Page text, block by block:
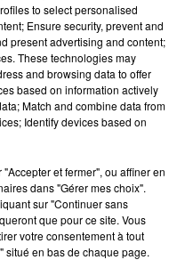
DU 06/12/2023 À
to select personalised
Ensure security, prevent and
present advertising and content;
These technologies may
and browsing data to offer
based on information actively
Match and combine data from
Identify devices based on
et fermer", ou affiner en
dans "Gérer mes choix".
sur "Continuer sans
que pour ce site. Vous
votre consentement à tout
situé en bas de chaque page.